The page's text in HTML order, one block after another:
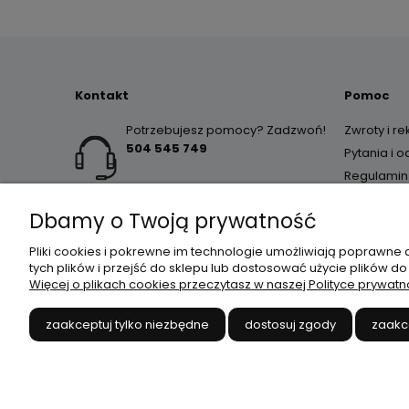
Kontakt
Potrzebujesz pomocy? Zadzwoń!
504 545 749
Pomoc
Zwroty i
Pytania i
Regulamin
Dbamy o Twoją prywatność
Pliki cookies i pokrewne im technologie umożliwiają
tych plików i przejść do sklepu lub dostosować użycie plików
Więcej o plikach cookies przeczytasz w naszej Polityce
zaakceptuj tylko niezbędne dostosuj zgody